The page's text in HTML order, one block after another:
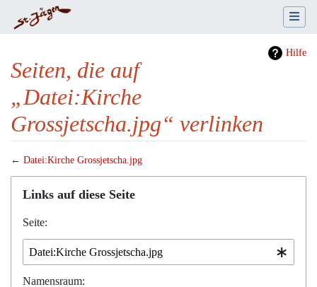
Hilfe
Seiten, die auf
„Datei:Kirche
Grossjetscha.jpg“ verlinken
← Datei:Kirche Grossjetscha.jpg
Wechseln zu:Navigation,Suche
Links auf diese Seite
Seite:
Namensraum: